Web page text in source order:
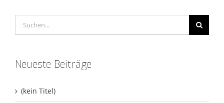
nach:
Neueste Beiträge
(kein Titel)